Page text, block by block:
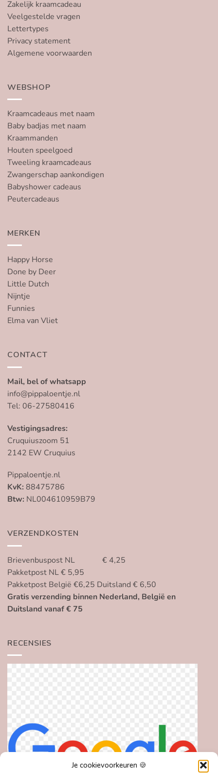
Je cookievoorkeuren 🍪
Zakelijk kraamcadeau
Veelgestelde vragen
Lettertypes
Privacy statement
Algemene voorwaarden
WEBSHOP
Kraamcadeaus met naam
Baby badjas met naam
Kraammanden
Houten speelgoed
Tweeling kraamcadeaus
Zwangerschap aankondigen
Babyshower cadeaus
Peutercadeaus
MERKEN
Happy Horse
Done by Deer
Little Dutch
Nijntje
Funnies
Elma van Vliet
CONTACT
Mail, bel of whatsapp
info@pippaloentje.nl
Tel: 06-27580416
Vestigingsadres:
Cruquiuszoom 51
2142 EW Cruquius
Pippaloentje.nl
KvK: 88475786
Btw: NL004610959B79
VERZENDKOSTEN
Brievenbuspost NL € 4,25
Pakketpost NL € 5,95
Pakketpost België €6,25 Duitsland € 6,50
Gratis verzending binnen Nederland, België en
Duitsland vanaf € 75
RECENSIES